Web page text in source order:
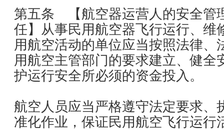
第五条 【航空器运营人的安全管
任】从事民用航空器飞行运行、维
用航空活动的单位应当按照法律、
用航空主管部门的要求建立、健全
护运行安全所必须的资金投入。
航空人员应当严格遵守法定要求、
准化作业，保证民用航空飞行运行